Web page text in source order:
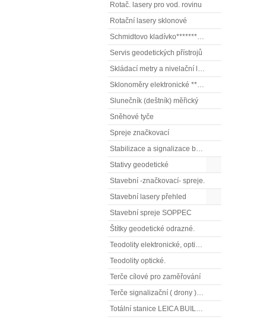
Rotač. lasery pro vod. rovinu
Rotační lasery sklonové
Schmidtovo kladívko******** (tvrdoměr, zkoušky betonu).)
Servis geodetických přístrojů
Skládací metry a nivelační latě
Sklonoměry elektronické **** (digitální vodováhy, sklonové lasery)
Slunečník (deštník) měřický
Sněhové tyče
Spreje značkovací
Stabilizace a signalizace bodů
Stativy geodetické
Stavební -značkovací- spreje.
Stavební lasery přehled
Stavební spreje SOPPEC
Štítky geodetické odrazné.
Teodolity elektronické, optické
Teodolity optické.
Terče cílové pro zaměřování
Terče signalizační ( drony ), terče pro fotogrammetrii
Totální stanice LEICA BUILDER